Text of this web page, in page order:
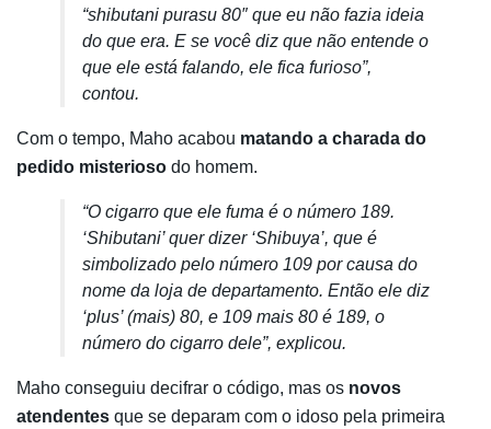
“shibutani purasu 80″ que eu não fazia ideia
do que era. E se você diz que não entende o
que ele está falando, ele fica furioso”,
contou.
Com o tempo, Maho acabou matando a charada do
pedido misterioso do homem.
“O cigarro que ele fuma é o número 189.
‘Shibutani’ quer dizer ‘Shibuya’, que é
simbolizado pelo número 109 por causa do
nome da loja de departamento. Então ele diz
‘plus’ (mais) 80, e 109 mais 80 é 189, o
número do cigarro dele”, explicou.
Maho conseguiu decifrar o código, mas os novos
atendentes que se deparam com o idoso pela primeira